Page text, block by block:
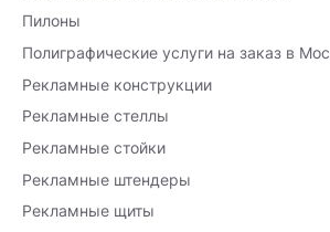
Пилоны
Полиграфические услуги на заказ в
Рекламные конструкции
Рекламные стеллы
Рекламные стойки
Рекламные штендеры
Рекламные щиты